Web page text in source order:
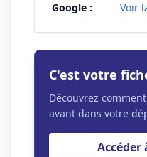
Google :
Voir
C'est votre
Découvrez
avant dans votre
Accéder